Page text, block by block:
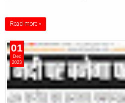
Read more »
01
Dec
2023